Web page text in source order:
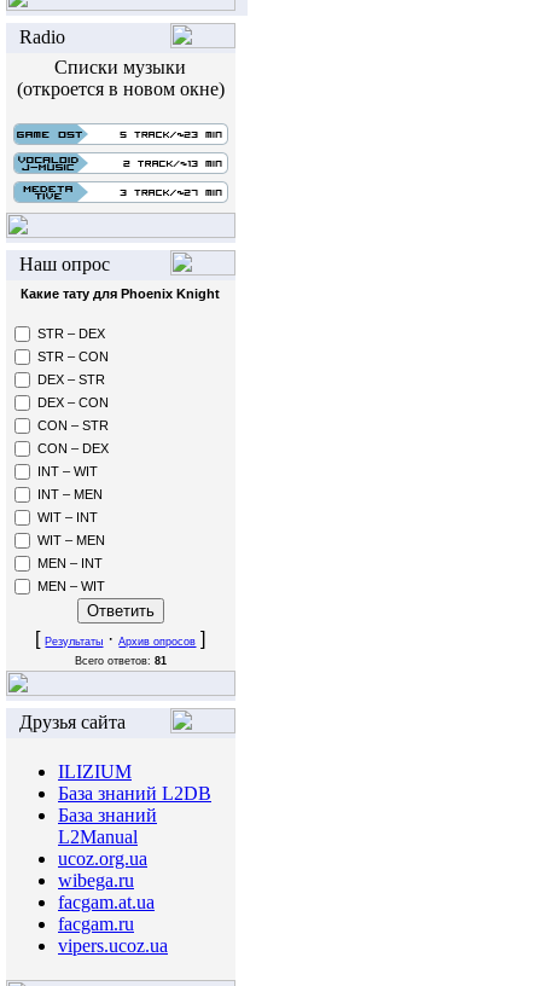
Radio
Списки музыки
(откроется в новом окне)
Наш опрос
Какие тату для Phoenix Knight
STR – DEX
STR – CON
DEX – STR
DEX – CON
CON – STR
CON – DEX
INT – WIT
INT – MEN
WIT – INT
WIT – MEN
MEN – INT
MEN – WIT
[Результаты ·Архив опросов ]
Всего ответов: 81
Друзья сайта
ILIZIUM
База знаний L2DB
База знаний
L2Manual
ucoz.org.ua
wibega.ru
facgam.at.ua
facgam.ru
vipers.ucoz.ua